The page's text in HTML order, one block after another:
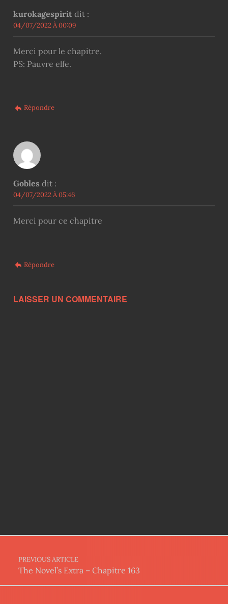
kurokagespirit dit :
04/07/2022 À 00:09
Merci pour le chapitre.
PS: Pauvre elfe.
Répondre
Gobles dit :
04/07/2022 À 05:46
Merci pour ce chapitre
Répondre
LAISSER UN COMMENTAIRE
Post navigation
PREVIOUS ARTICLE
The Novel’s Extra – Chapitre 163